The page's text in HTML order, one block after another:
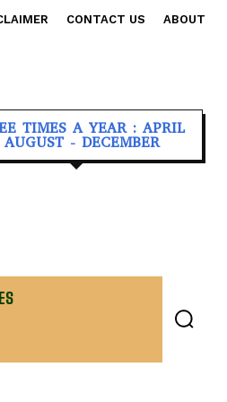
CONTACT US ABOUT
TIMES A YEAR : APRIL
- DECEMBER